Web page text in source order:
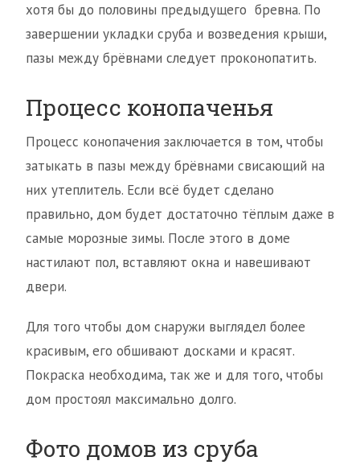
хотя бы до половины предыдущего бревна. По
завершении укладки сруба и возведения крыши,
пазы между брёвнами следует проконопатить.
Процесс конопаченья
Процесс конопачения заключается в том, чтобы
затыкать в пазы между брёвнами свисающий на
них утеплитель. Если всё будет сделано
правильно, дом будет достаточно тёплым даже в
самые морозные зимы. После этого в доме
настилают пол, вставляют окна и навешивают
двери.
Для того чтобы дом снаружи выглядел более
красивым, его обшивают досками и красят.
Покраска необходима, так же и для того, чтобы
дом простоял максимально долго.
Фото домов из сруба